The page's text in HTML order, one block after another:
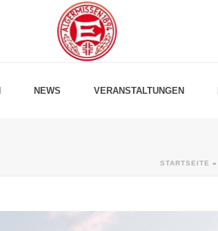
NEWS VERANSTALTUNGEN
STARTSEITE »